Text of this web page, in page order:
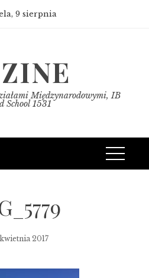
9 sierpnia
Międzynarodowymi, IB
School 1531
2017